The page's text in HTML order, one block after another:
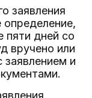
заявления
пяти дней со
вручено или
заявлением и